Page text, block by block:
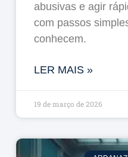
abusivas e agir
com passos
conhecem.
LER MAIS »
19 de março de 2026